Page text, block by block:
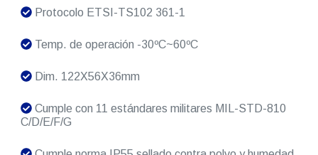
Protocolo ETSI-TS102 361-1
Temp. de operación -30ºC~60ºC
Dim. 122X56X36mm
Cumple con 11 estándares militares MIL-STD-810
C/D/E/F/G